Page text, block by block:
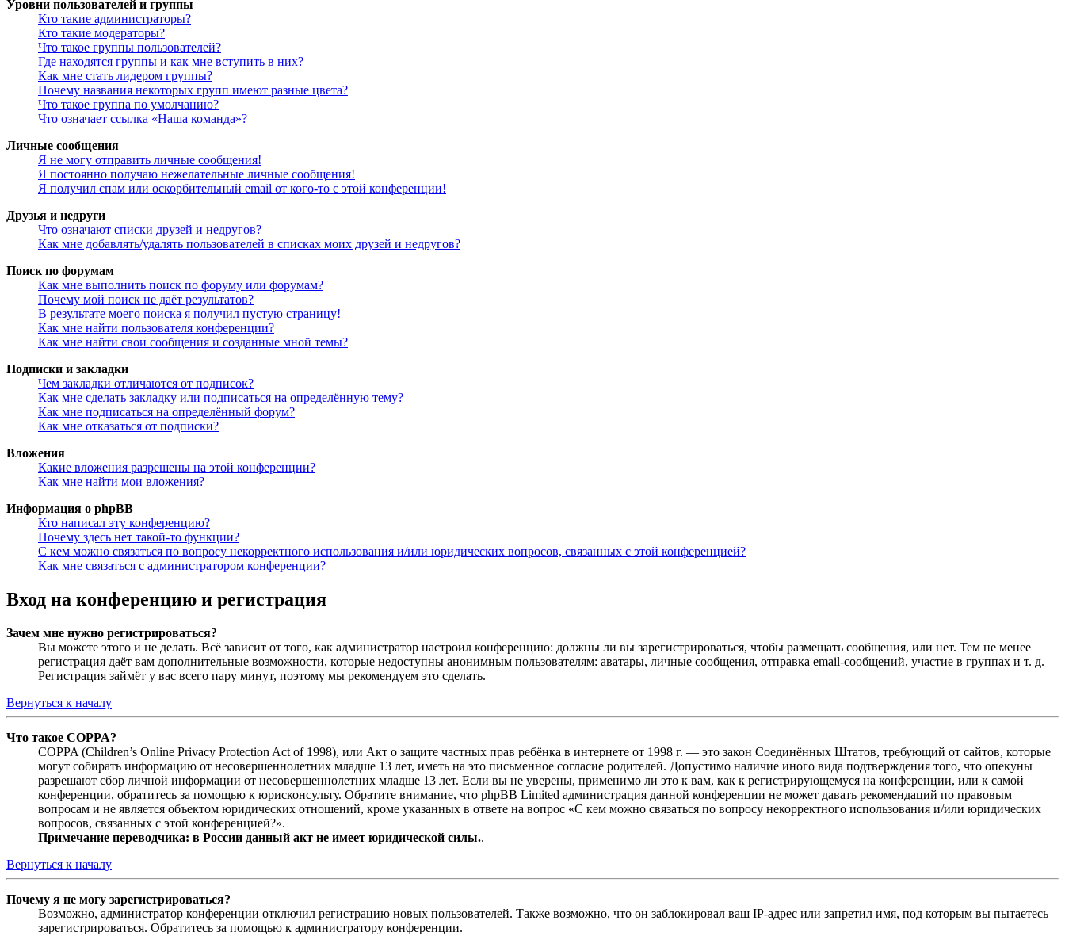
Уровни пользователей и группы
Кто такие администраторы?
Кто такие модераторы?
Что такое группы пользователей?
Где находятся группы и как мне вступить в них?
Как мне стать лидером группы?
Почему названия некоторых групп имеют разные цвета?
Что такое группа по умолчанию?
Что означает ссылка «Наша команда»?
Личные сообщения
Я не могу отправить личные сообщения!
Я постоянно получаю нежелательные личные сообщения!
Я получил спам или оскорбительный email от кого-то с этой конференции!
Друзья и недруги
Что означают списки друзей и недругов?
Как мне добавлять/удалять пользователей в списках моих друзей и недругов?
Поиск по форумам
Как мне выполнить поиск по форуму или форумам?
Почему мой поиск не даёт результатов?
В результате моего поиска я получил пустую страницу!
Как мне найти пользователя конференции?
Как мне найти свои сообщения и созданные мной темы?
Подписки и закладки
Чем закладки отличаются от подписок?
Как мне сделать закладку или подписаться на определённую тему?
Как мне подписаться на определённый форум?
Как мне отказаться от подписки?
Вложения
Какие вложения разрешены на этой конференции?
Как мне найти мои вложения?
Информация о phpBB
Кто написал эту конференцию?
Почему здесь нет такой-то функции?
С кем можно связаться по вопросу некорректного использования и/или юридических вопросов, связанных с этой конференцией?
Как мне связаться с администратором конференции?
Вход на конференцию и регистрация
Зачем мне нужно регистрироваться?
Вы можете этого и не делать. Всё зависит от того, как администратор настроил конференцию: должны ли вы зарегистрироваться, чтобы размещать сообщения, или нет. Тем не менее
регистрация даёт вам дополнительные возможности, которые недоступны анонимным пользователям: аватары, личные сообщения, отправка email-сообщений, участие в группах и т. д.
Регистрация займёт у вас всего пару минут, поэтому мы рекомендуем это сделать.
Вернуться к началу
Что такое COPPA?
COPPA (Children’s Online Privacy Protection Act of 1998), или Акт о защите частных прав ребёнка в интернете от 1998 г. — это закон Соединённых Штатов, требующий от сайтов, которые
могут собирать информацию от несовершеннолетних младше 13 лет, иметь на это письменное согласие родителей. Допустимо наличие иного вида подтверждения того, что опекуны
разрешают сбор личной информации от несовершеннолетних младше 13 лет. Если вы не уверены, применимо ли это к вам, как к регистрирующемуся на конференции, или к самой
конференции, обратитесь за помощью к юрисконсульту. Обратите внимание, что phpBB Limited администрация данной конференции не может давать рекомендаций по правовым
вопросам и не является объектом юридических отношений, кроме указанных в ответе на вопрос «С кем можно связаться по вопросу некорректного использования и/или юридических
вопросов, связанных с этой конференцией?».
Примечание переводчика: в России данный акт не имеет юридической силы..
Вернуться к началу
Почему я не могу зарегистрироваться?
Возможно, администратор конференции отключил регистрацию новых пользователей. Также возможно, что он заблокировал ваш IP-адрес или запретил имя, под которым вы пытаетесь
зарегистрироваться. Обратитесь за помощью к администратору конференции.